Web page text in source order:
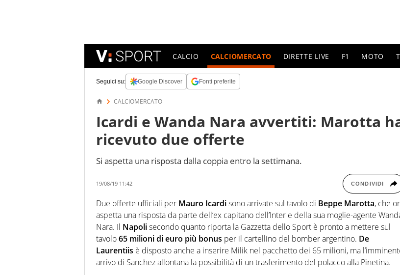
CALCIO CALCIOMERCATO DIRETTE LIVE F1 MOTO
Seguici su: Google Discover Fonti preferite
CALCIOMERCATO
Icardi e Wanda Nara avvertiti: Marotta
ricevuto due offerte
Si aspetta una risposta dalla coppia entro la settimana.
19/08/19 11:42 CONDIVIDI
Due offerte ufficiali per Mauro Icardisono arrivate sul tavolo di Beppe Marotta, che
aspetta una risposta da parte dell’ex capitano dell’Inter e della sua moglie-agente
Nara. Il Napolisecondo quanto riporta la Gazzetta dello Sport è pronto a mettere sul
tavolo65 milioni di euro più bonus per il cartellino del bomber argentino. De
Laurentiis è disposto anche a inserire Milik nel pacchetto dei 65 milioni, ma
arrivo di Sanchez allontana la possibilità di un trasferimento del polacco alla Pinetina.